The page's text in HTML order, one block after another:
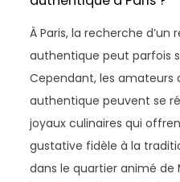
À Paris, la recherche
authentique peut parfois
Cependant, les amateurs
authentique peuvent se
joyaux culinaires qui
gustative fidèle à la
dans le quartier animé de